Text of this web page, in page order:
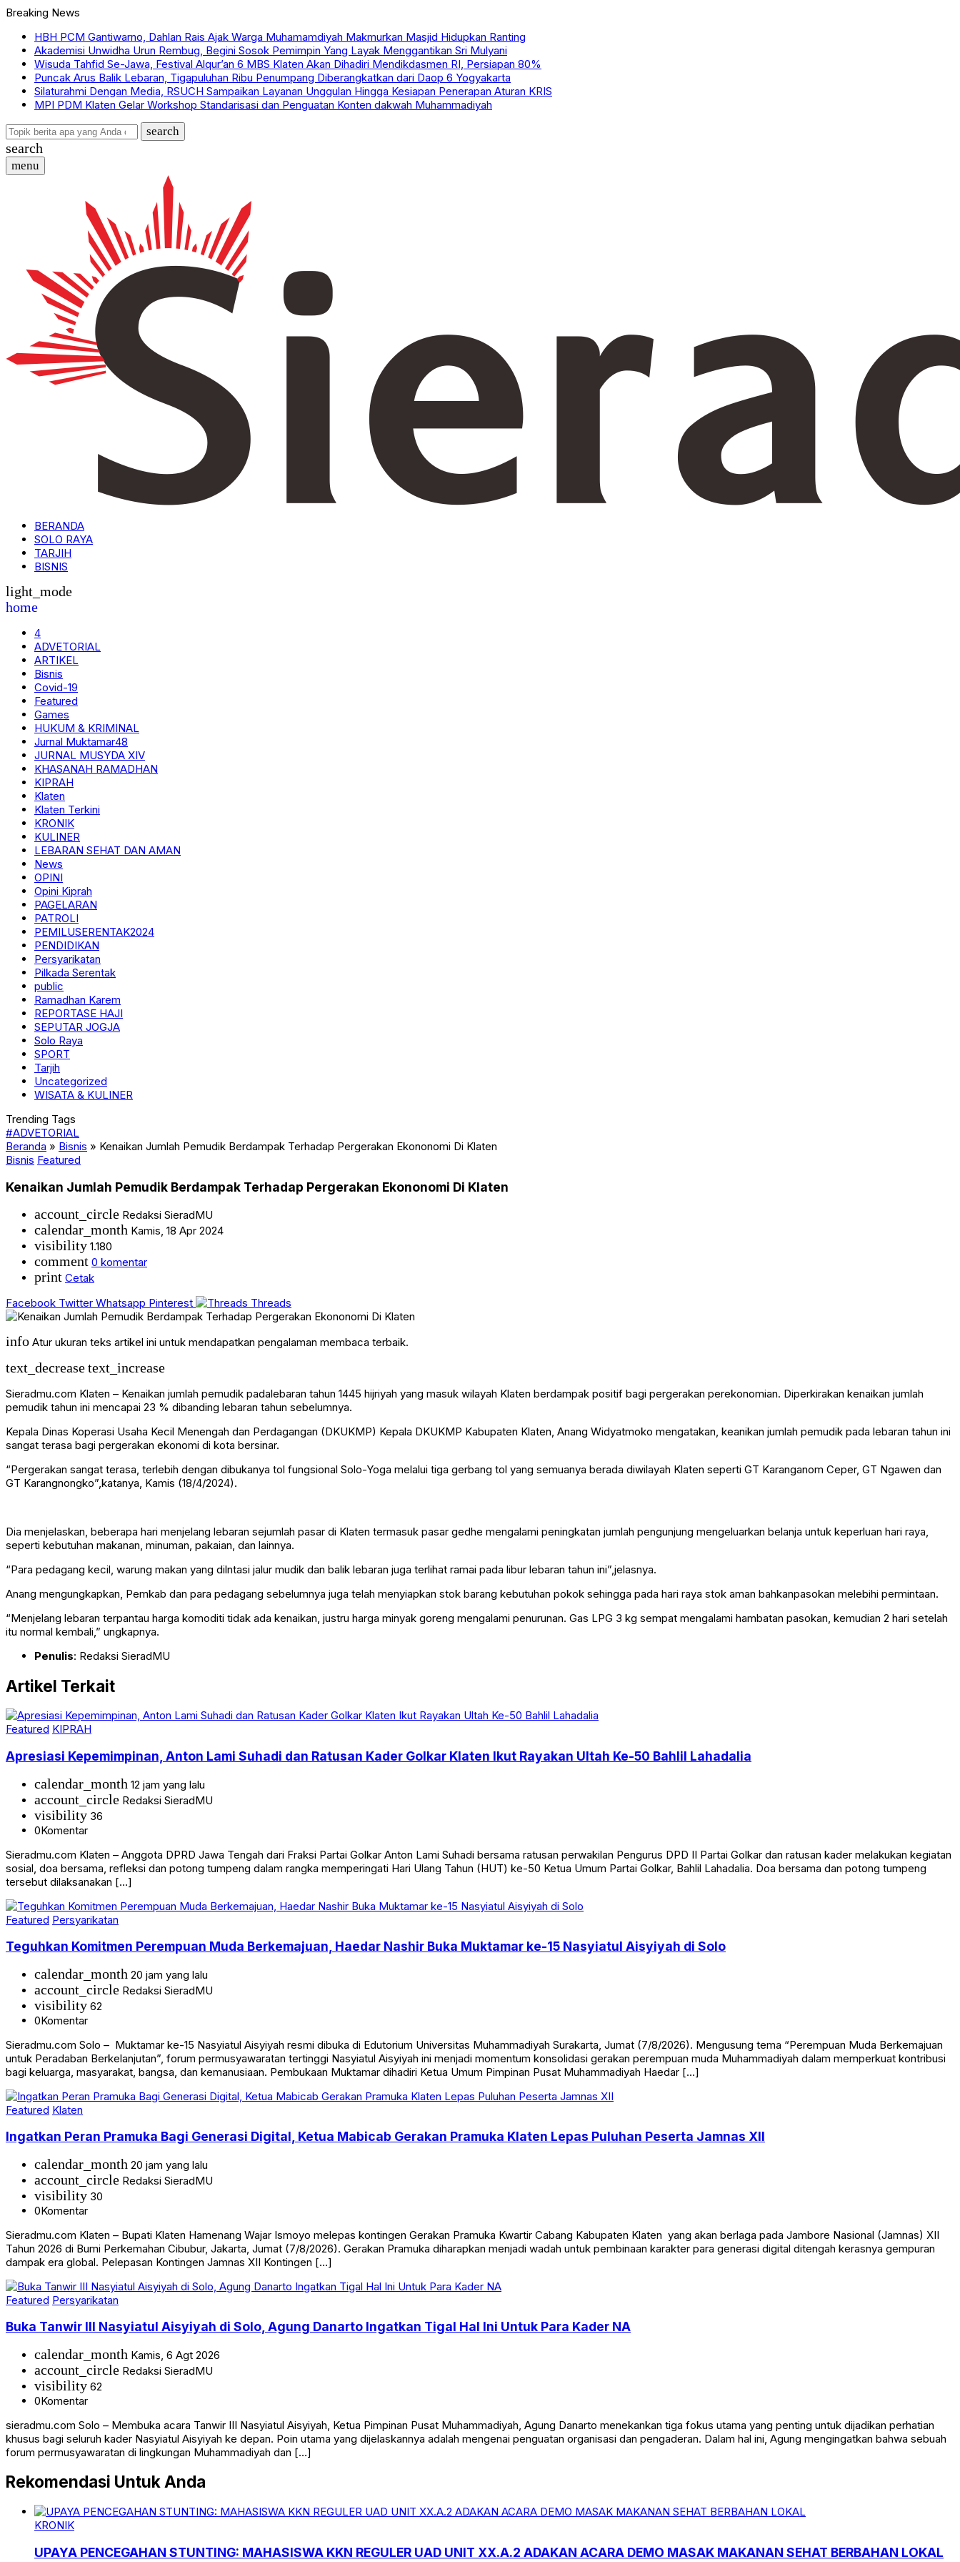
Breaking News
HBH PCM Gantiwarno, Dahlan Rais Ajak Warga Muhamamdiyah Makmurkan Masjid Hidupkan Ranting
Akademisi Unwidha Urun Rembug, Begini Sosok Pemimpin Yang Layak Menggantikan Sri Mulyani
Wisuda Tahfid Se-Jawa, Festival Alqur’an 6 MBS Klaten Akan Dihadiri Mendikdasmen RI, Persiapan 80%
Puncak Arus Balik Lebaran, Tigapuluhan Ribu Penumpang Diberangkatkan dari Daop 6 Yogyakarta
Silaturahmi Dengan Media, RSUCH Sampaikan Layanan Unggulan Hingga Kesiapan Penerapan Aturan KRIS
MPI PDM Klaten Gelar Workshop Standarisasi dan Penguatan Konten dakwah Muhammadiyah
search
search
menu
BERANDA
SOLO RAYA
TARJIH
BISNIS
light_mode
home
4
ADVETORIAL
ARTIKEL
Bisnis
Covid-19
Featured
Games
HUKUM & KRIMINAL
Jurnal Muktamar48
JURNAL MUSYDA XIV
KHASANAH RAMADHAN
KIPRAH
Klaten
Klaten Terkini
KRONIK
KULINER
LEBARAN SEHAT DAN AMAN
News
OPINI
Opini Kiprah
PAGELARAN
PATROLI
PEMILUSERENTAK2024
PENDIDIKAN
Persyarikatan
Pilkada Serentak
public
Ramadhan Karem
REPORTASE HAJI
SEPUTAR JOGJA
Solo Raya
SPORT
Tarjih
Uncategorized
WISATA & KULINER
Trending Tags
#ADVETORIAL
Beranda » Bisnis » Kenaikan Jumlah Pemudik Berdampak Terhadap Pergerakan Ekononomi Di Klaten
Bisnis Featured
Kenaikan Jumlah Pemudik Berdampak Terhadap Pergerakan Ekononomi Di Klaten
account_circle Redaksi SieradMU
calendar_month Kamis, 18 Apr 2024
visibility 1.180
comment 0 komentar
print Cetak
Facebook Twitter Whatsapp Pinterest Threads
info Atur ukuran teks artikel ini untuk mendapatkan pengalaman membaca terbaik.
text_decreasetext_increase
Sieradmu.com Klaten – Kenaikan jumlah pemudik padalebaran tahun 1445 hijriyah yang masuk wilayah Klaten berdampak positif bagi pergerakan perekonomian. Diperkirakan kenaikan jumlah
pemudik tahun ini mencapai 23 % dibanding lebaran tahun sebelumnya.
Kepala Dinas Koperasi Usaha Kecil Menengah dan Perdagangan (DKUKMP) Kepala DKUKMP Kabupaten Klaten, Anang Widyatmoko mengatakan, keanikan jumlah pemudik pada lebaran tahun ini
sangat terasa bagi pergerakan ekonomi di kota bersinar.
“Pergerakan sangat terasa, terlebih dengan dibukanya tol fungsional Solo-Yoga melalui tiga gerbang tol yang semuanya berada diwilayah Klaten seperti GT Karanganom Ceper, GT Ngawen dan
GT Karangnongko”,katanya, Kamis (18/4/2024).
Dia menjelaskan, beberapa hari menjelang lebaran sejumlah pasar di Klaten termasuk pasar gedhe mengalami peningkatan jumlah pengunjung mengeluarkan belanja untuk keperluan hari raya,
seperti kebutuhan makanan, minuman, pakaian, dan lainnya.
“Para pedagang kecil, warung makan yang dilntasi jalur mudik dan balik lebaran juga terlihat ramai pada libur lebaran tahun ini”,jelasnya.
Anang mengungkapkan, Pemkab dan para pedagang sebelumnya juga telah menyiapkan stok barang kebutuhan pokok sehingga pada hari raya stok aman bahkanpasokan melebihi permintaan.
“Menjelang lebaran terpantau harga komoditi tidak ada kenaikan, justru harga minyak goreng mengalami penurunan. Gas LPG 3 kg sempat mengalami hambatan pasokan, kemudian 2 hari setelah
itu normal kembali,” ungkapnya.
Penulis: Redaksi SieradMU
Artikel Terkait
Featured KIPRAH
Apresiasi Kepemimpinan, Anton Lami Suhadi dan Ratusan Kader Golkar Klaten Ikut Rayakan Ultah Ke-50 Bahlil Lahadalia
calendar_month 12 jam yang lalu
account_circle Redaksi SieradMU
visibility 36
0Komentar
Sieradmu.com Klaten – Anggota DPRD Jawa Tengah dari Fraksi Partai Golkar Anton Lami Suhadi bersama ratusan perwakilan Pengurus DPD II Partai Golkar dan ratusan kader melakukan kegiatan
sosial, doa bersama, refleksi dan potong tumpeng dalam rangka memperingati Hari Ulang Tahun (HUT) ke-50 Ketua Umum Partai Golkar, Bahlil Lahadalia. Doa bersama dan potong tumpeng
tersebut dilaksanakan […]
Featured Persyarikatan
Teguhkan Komitmen Perempuan Muda Berkemajuan, Haedar Nashir Buka Muktamar ke-15 Nasyiatul Aisyiyah di Solo
calendar_month 20 jam yang lalu
account_circle Redaksi SieradMU
visibility 62
0Komentar
Sieradmu.com Solo – Muktamar ke-15 Nasyiatul Aisyiyah resmi dibuka di Edutorium Universitas Muhammadiyah Surakarta, Jumat (7/8/2026). Mengusung tema “Perempuan Muda Berkemajuan
untuk Peradaban Berkelanjutan”, forum permusyawaratan tertinggi Nasyiatul Aisyiyah ini menjadi momentum konsolidasi gerakan perempuan muda Muhammadiyah dalam memperkuat kontribusi
bagi keluarga, masyarakat, bangsa, dan kemanusiaan. Pembukaan Muktamar dihadiri Ketua Umum Pimpinan Pusat Muhammadiyah Haedar […]
Featured Klaten
Ingatkan Peran Pramuka Bagi Generasi Digital, Ketua Mabicab Gerakan Pramuka Klaten Lepas Puluhan Peserta Jamnas XII
calendar_month 20 jam yang lalu
account_circle Redaksi SieradMU
visibility 30
0Komentar
Sieradmu.com Klaten – Bupati Klaten Hamenang Wajar Ismoyo melepas kontingen Gerakan Pramuka Kwartir Cabang Kabupaten Klaten yang akan berlaga pada Jambore Nasional (Jamnas) XII
Tahun 2026 di Bumi Perkemahan Cibubur, Jakarta, Jumat (7/8/2026). Gerakan Pramuka diharapkan menjadi wadah untuk pembinaan karakter para generasi digital ditengah kerasnya gempuran
dampak era global. Pelepasan Kontingen Jamnas XII Kontingen […]
Featured Persyarikatan
Buka Tanwir III Nasyiatul Aisyiyah di Solo, Agung Danarto Ingatkan Tigal Hal Ini Untuk Para Kader NA
calendar_month Kamis, 6 Agt 2026
account_circle Redaksi SieradMU
visibility 62
0Komentar
sieradmu.com Solo – Membuka acara Tanwir III Nasyiatul Aisyiyah, Ketua Pimpinan Pusat Muhammadiyah, Agung Danarto menekankan tiga fokus utama yang penting untuk dijadikan perhatian
khusus bagi seluruh kader Nasyiatul Aisyiyah ke depan. Poin utama yang dijelaskannya adalah mengenai penguatan organisasi dan pengaderan. Dalam hal ini, Agung mengingatkan bahwa sebuah
forum permusyawaratan di lingkungan Muhammadiyah dan […]
Rekomendasi Untuk Anda
KRONIK
UPAYA PENCEGAHAN STUNTING: MAHASISWA KKN REGULER UAD UNIT XX.A.2 ADAKAN ACARA DEMO MASAK MAKANAN SEHAT BERBAHAN LOKAL